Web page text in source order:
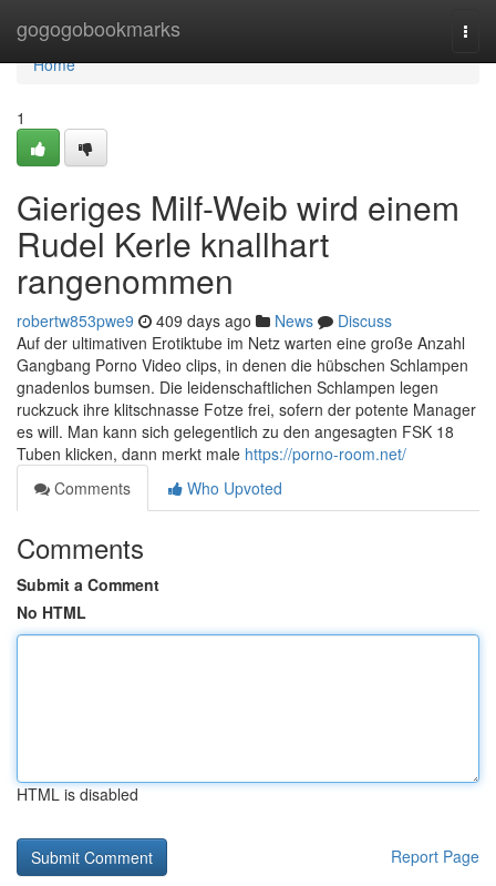
gogogobookmarks
Home
Home
1
Gieriges Milf-Weib wird einem
Rudel Kerle knallhart
rangenommen
robertw853pwe9 409 days ago News
Discuss
Auf der ultimativen Erotiktube im Netz warten eine große Anzahl
Gangbang Porno Video clips, in denen die hübschen Schlampen
gnadenlos bumsen. Die leidenschaftlichen Schlampen legen
ruckzuck ihre klitschnasse Fotze frei, sofern der potente Manager
es will. Man kann sich gelegentlich zu den angesagten FSK 18
Tuben klicken, dann merkt male https://porno-room.net/
Comments
Who Upvoted
Comments
Submit a Comment
No HTML
HTML is disabled
Report Page